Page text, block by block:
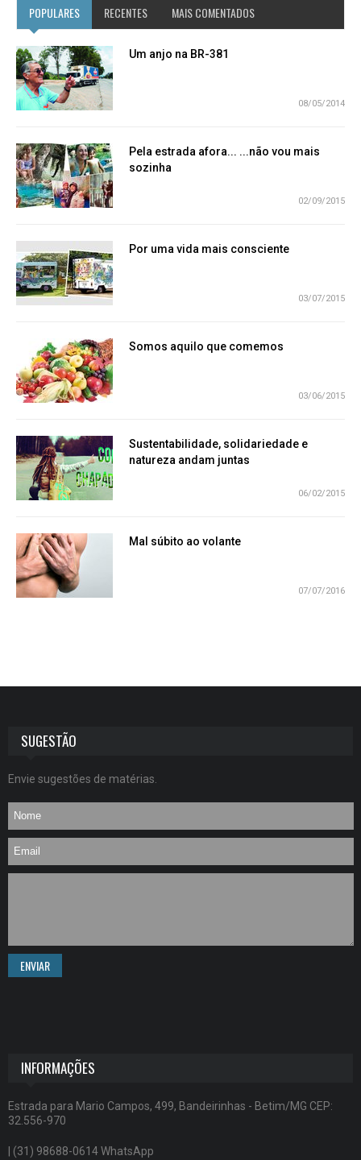
POPULARES RECENTES MAIS COMENTADOS
Um anjo na BR-381
08/05/2014
Pela estrada afora... ...não vou mais
sozinha
02/09/2015
Por uma vida mais consciente
03/07/2015
Somos aquilo que comemos
03/06/2015
Sustentabilidade, solidariedade e
natureza andam juntas
06/02/2015
Mal súbito ao volante
07/07/2016
SUGESTÃO
Envie sugestões de matérias.
ENVIAR
INFORMAÇÕES
Estrada para Mario Campos, 499, Bandeirinhas - Betim/MG CEP:
32.556-970
| (31) 98688-0614 WhatsApp